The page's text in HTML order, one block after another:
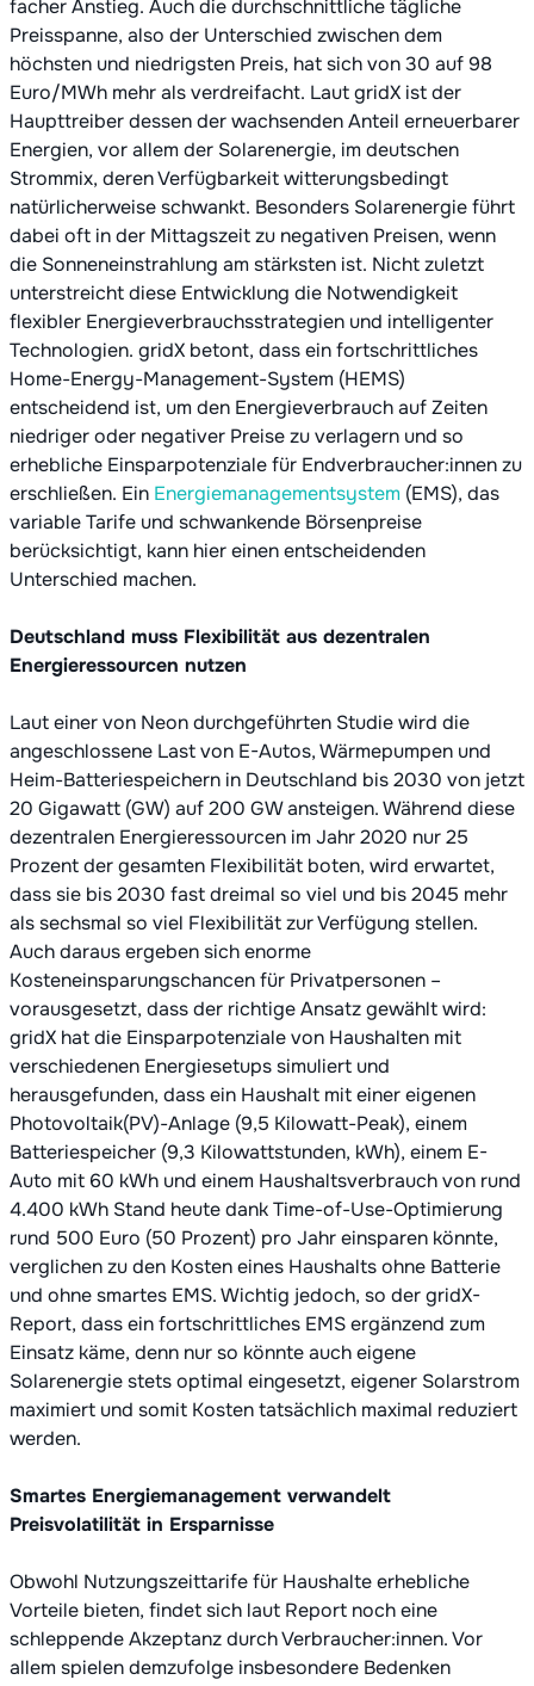
facher Anstieg. Auch die durchschnittliche tägliche
Preisspanne, also der Unterschied zwischen dem
höchsten und niedrigsten Preis, hat sich von 30 auf 98
Euro/MWh mehr als verdreifacht. Laut gridX ist der
Haupttreiber dessen der wachsenden Anteil erneuerbarer
Energien, vor allem der Solarenergie, im deutschen
Strommix, deren Verfügbarkeit witterungsbedingt
natürlicherweise schwankt. Besonders Solarenergie führt
dabei oft in der Mittagszeit zu negativen Preisen, wenn
die Sonneneinstrahlung am stärksten ist. Nicht zuletzt
unterstreicht diese Entwicklung die Notwendigkeit
flexibler Energieverbrauchsstrategien und intelligenter
Technologien. gridX betont, dass ein fortschrittliches
Home-Energy-Management-System (HEMS)
entscheidend ist, um den Energieverbrauch auf Zeiten
niedriger oder negativer Preise zu verlagern und so
erhebliche Einsparpotenziale für Endverbraucher:innen zu
erschließen. Ein Energiemanagementsystem (EMS), das
variable Tarife und schwankende Börsenpreise
berücksichtigt, kann hier einen entscheidenden
Unterschied machen.
Deutschland muss Flexibilität aus dezentralen
Energieressourcen nutzen
Laut einer von Neon durchgeführten Studie wird die
angeschlossene Last von E-Autos, Wärmepumpen und
Heim-Batteriespeichern in Deutschland bis 2030 von jetzt
20 Gigawatt (GW) auf 200 GW ansteigen. Während diese
dezentralen Energieressourcen im Jahr 2020 nur 25
Prozent der gesamten Flexibilität boten, wird erwartet,
dass sie bis 2030 fast dreimal so viel und bis 2045 mehr
als sechsmal so viel Flexibilität zur Verfügung stellen.
Auch daraus ergeben sich enorme
Kosteneinsparungschancen für Privatpersonen –
vorausgesetzt, dass der richtige Ansatz gewählt wird:
gridX hat die Einsparpotenziale von Haushalten mit
verschiedenen Energiesetups simuliert und
herausgefunden, dass ein Haushalt mit einer eigenen
Photovoltaik(PV)-Anlage (9,5 Kilowatt-Peak), einem
Batteriespeicher (9,3 Kilowattstunden, kWh), einem E-
Auto mit 60 kWh und einem Haushaltsverbrauch von rund
4.400 kWh Stand heute dank Time-of-Use-Optimierung
rund 500 Euro (50 Prozent) pro Jahr einsparen könnte,
verglichen zu den Kosten eines Haushalts ohne Batterie
und ohne smartes EMS. Wichtig jedoch, so der gridX-
Report, dass ein fortschrittliches EMS ergänzend zum
Einsatz käme, denn nur so könnte auch eigene
Solarenergie stets optimal eingesetzt, eigener Solarstrom
maximiert und somit Kosten tatsächlich maximal reduziert
werden.
Smartes Energiemanagement verwandelt
Preisvolatilität in Ersparnisse
Obwohl Nutzungszeittarife für Haushalte erhebliche
Vorteile bieten, findet sich laut Report noch eine
schleppende Akzeptanz durch Verbraucher:innen. Vor
allem spielen demzufolge insbesondere Bedenken